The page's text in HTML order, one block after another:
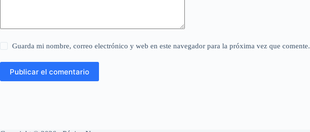
Guarda mi nombre, correo electrónico y web en este navegador para la próxima vez que comente.
Publicar el comentario